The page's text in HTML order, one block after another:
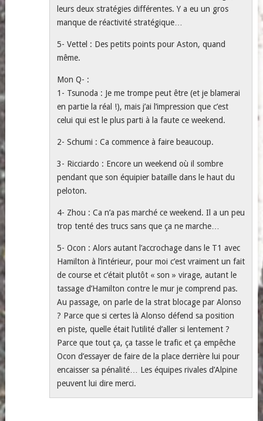
leurs deux stratégies différentes. Y a eu un gros
manque de réactivité stratégique…
5- Vettel : Des petits points pour Aston, quand
même.
Mon Q- :
1- Tsunoda : Je me trompe peut être (et je blamerai
en partie la réal !), mais j’ai l’impression que c’est
celui qui est le plus parti à la faute ce weekend.
2- Schumi : Ca commence à faire beaucoup.
3- Ricciardo : Encore un weekend où il sombre
pendant que son équipier bataille dans le haut du
peloton.
4- Zhou : Ca n’a pas marché ce weekend. Il a un peu
trop tenté des trucs sans que ça ne marche…
5- Ocon : Alors autant l’accrochage dans le T1 avec
Hamilton à l’intérieur, pour moi c’est vraiment un fait
de course et c’était plutôt « son » virage, autant le
tassage d’Hamilton contre le mur je comprend pas.
Au passage, on parle de la strat blocage par Alonso
? Parce que si certes là Alonso défend sa position
en piste, quelle était l’utilité d’aller si lentement ?
Parce que tout ça, ça tasse le trafic et ça empêche
Ocon d’essayer de faire de la place derrière lui pour
encaisser sa pénalité… Les équipes rivales d’Alpine
peuvent lui dire merci.